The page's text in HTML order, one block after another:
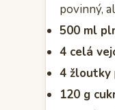
povinný,
500 ml
4 celá
4 žloutky
120 g